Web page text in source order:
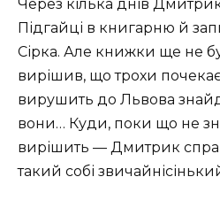
Через кілька днів
Підгайці в книгарню й
Сірка. Але книжки ще не
вирішив, що трохи
вирушить до Львова
вони… Куди, поки що не
вирішить — Дмитрик
такий собі